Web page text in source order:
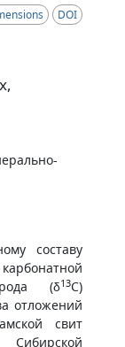
DOI
,
составу
(δ13С)
отложений
свит